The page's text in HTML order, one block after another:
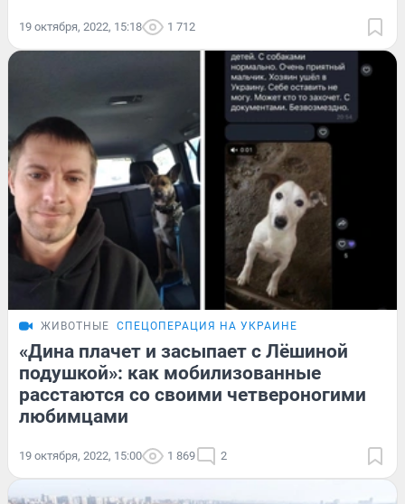
19 октября, 2022, 15:18 1 712
ЖИВОТНЫЕ СПЕЦОПЕРАЦИЯ НА УКРАИНЕ
«Дина плачет и засыпает с Лёшиной
подушкой»: как мобилизованные
расстаются со своими четвероногими
любимцами
19 октября, 2022, 15:00 1 869 2